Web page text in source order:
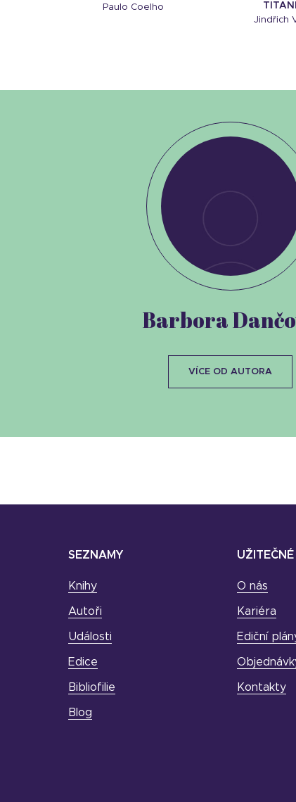
Paulo Coelho
Jindřich
Barbora
VÍCE OD AUTORA
SEZNAMY
Knihy
Autoři
Události
Edice
Bibliofilie
Blog
UŽITEČNÉ
O nás
Kariéra
Ediční
Kontakty